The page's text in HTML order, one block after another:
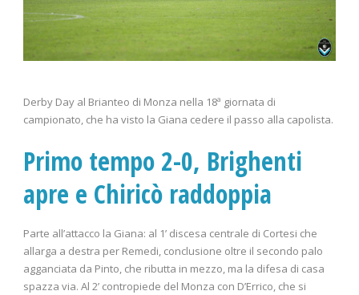
Derby Day al Brianteo di Monza nella 18ª giornata di
campionato, che ha visto la Giana cedere il passo alla capolista.
Primo tempo 2-0, Brighenti
apre e Chiricò raddoppia
Parte all’attacco la Giana: al 1’ discesa centrale di Cortesi che
allarga a destra per Remedi, conclusione oltre il secondo palo
agganciata da Pinto, che ributta in mezzo, ma la difesa di casa
spazza via. Al 2’ contropiede del Monza con D’Errico, che si